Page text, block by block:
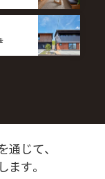
じて、
す。